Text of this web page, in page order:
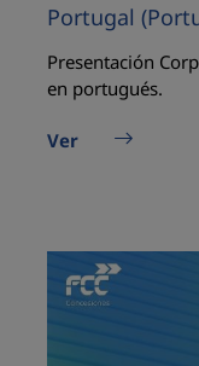
Portugal
Presentación
en portugués.
Ver